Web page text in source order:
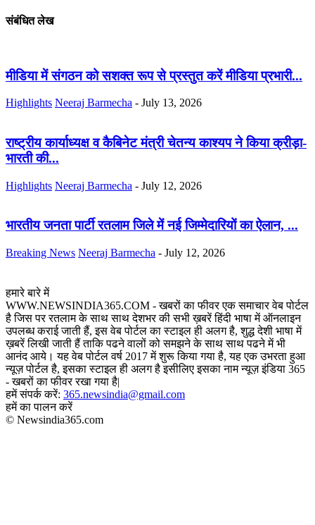
संबंधित लेख
मीडिया में संगठन को सशक्त रूप से प्रस्तुत करें मीडिया प्रभारी...
Highlights Neeraj Barmecha - July 13, 2026
राष्ट्रीय कार्याध्यक्ष व कैबिनेट मंत्री चेतन्य काश्यप ने किया क्रीड़ा-
भारती की...
Highlights Neeraj Barmecha - July 12, 2026
भारतीय जनता पार्टी रतलाम जिले में नई जिम्मेदारियों का ऐलान, ...
Breaking News Neeraj Barmecha - July 12, 2026
हमारे बारे में
WWW.NEWSINDIA365.COM - खबरों का फीवर एक समाचार वेब पोर्टल
है जिस पर रतलाम के साथ साथ देशभर की सभी ख़बरें हिंदी भाषा में ऑनलाइन
उपलब्ध कराई जाती हैं, इस वेब पोर्टल का स्टाइल ही अलग है, शुद्ध देशी भाषा में
ख़बरें लिखी जाती हैं ताकि पढने वालों को समझने के साथ साथ पढने में भी
आनंद आये। यह वेब पोर्टल वर्ष 2017 में शुरू किया गया है, यह एक उभरता हुआ
न्यूज़ पोर्टल है, इसका स्टाइल ही अलग है इसीलिए इसका नाम न्यूज़ इंडिया 365
- खबरों का फीवर रखा गया है|
हमें संपर्क करें: 365.newsindia@gmail.com
हमें का पालन करें
© Newsindia365.com